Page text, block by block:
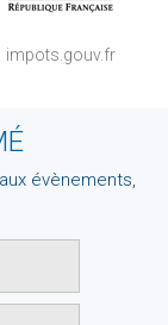
impots.gouv.fr
évènements,